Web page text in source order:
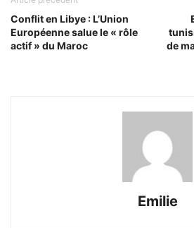
Conflit en Libye : L’Union
Européenne salue le « rôle
actif » du Maroc
de
Emilie